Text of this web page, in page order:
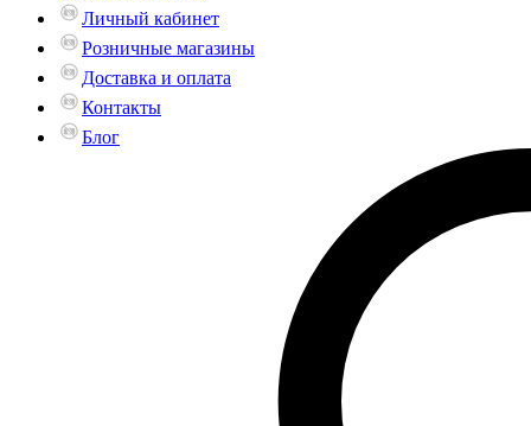
Личный кабинет
Розничные магазины
Доставка и оплата
Контакты
Блог